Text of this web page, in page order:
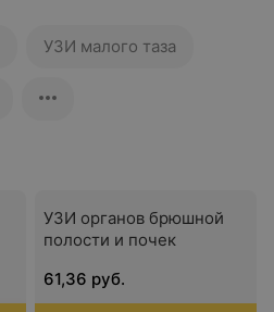
УЗИ малого таза
УЗИ органов брюшной
полости и почек
61,36 руб.